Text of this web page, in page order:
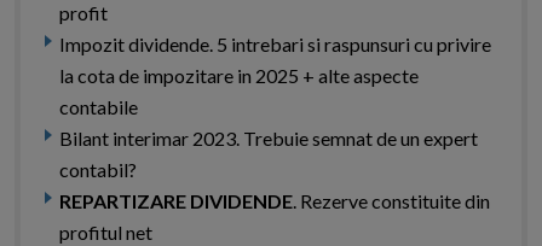
profit
Impozit dividende. 5 intrebari si raspunsuri cu privire
la cota de impozitare in 2025 + alte aspecte
contabile
Bilant interimar 2023. Trebuie semnat de un expert
contabil?
REPARTIZARE DIVIDENDE. Rezerve constituite din
profitul net